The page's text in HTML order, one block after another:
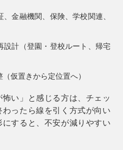
金融機関、保険、学校関連、
設計（登園・登校ルート、帰宅
仮置きから定位置へ）
い」と感じる方は、チェッ
ったら線を引く方式が向い
すると、不安が減りやすい